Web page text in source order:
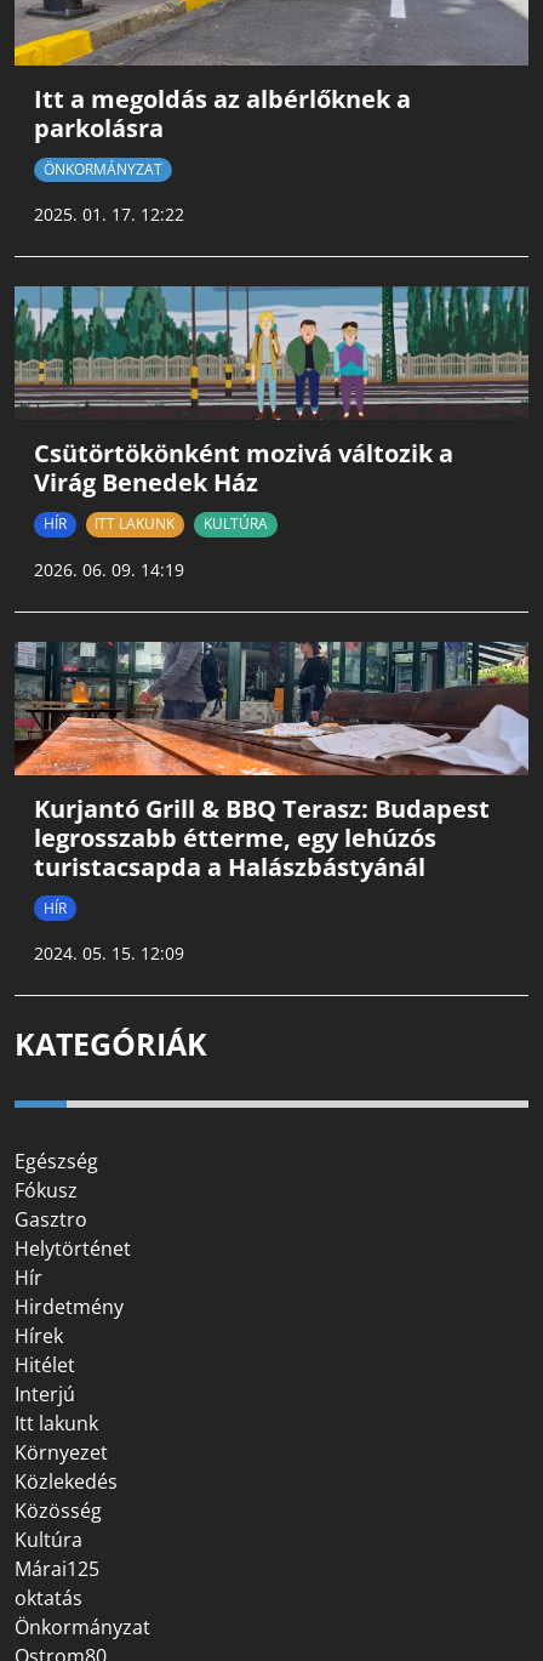
Itt a megoldás az albérlőknek a
parkolásra
ÖNKORMÁNYZAT
2025. 01. 17. 12:22
Csütörtökönként mozivá változik a
Virág Benedek Ház
HÍR ITT LAKUNK KULTÚRA
2026. 06. 09. 14:19
Kurjantó Grill & BBQ Terasz: Budapest
legrosszabb étterme, egy lehúzós
turistacsapda a Halászbástyánál
HÍR
2024. 05. 15. 12:09
KATEGÓRIÁK
Egészség
Fókusz
Gasztro
Helytörténet
Hír
Hirdetmény
Hírek
Hitélet
Interjú
Itt lakunk
Környezet
Közlekedés
Közösség
Kultúra
Márai125
oktatás
Önkormányzat